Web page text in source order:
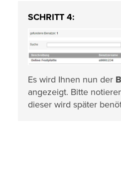
SCHRITT 4:
Es wird Ihnen nun der
angezeigt. Bitte
dieser wird später